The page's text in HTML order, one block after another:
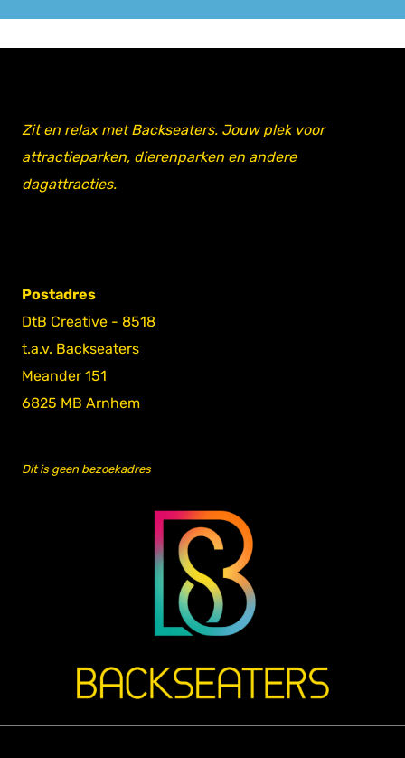
Zit en relax met Backseaters. Jouw plek voor
attractieparken, dierenparken en andere
dagattracties.
Postadres
DtB Creative - 8518
t.a.v. Backseaters
Meander 151
6825 MB Arnhem
Dit is geen bezoekadres